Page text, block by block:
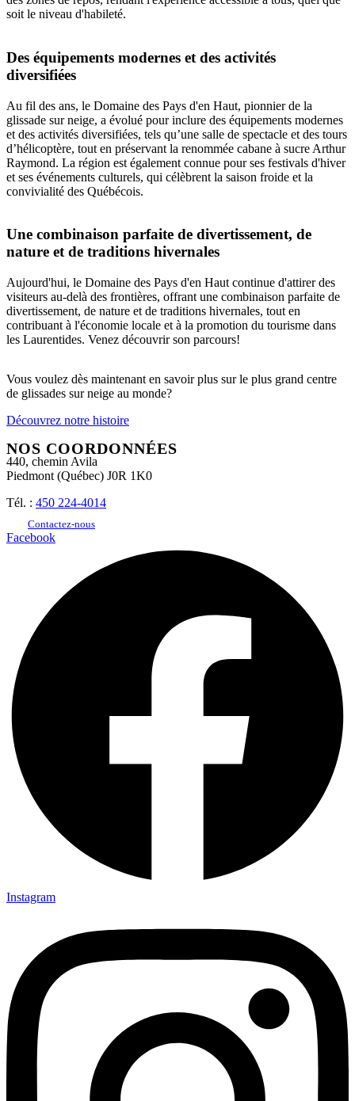
soit le niveau d'habileté.
Des équipements modernes et des activités
diversifiées
Au fil des ans, le Domaine des Pays d'en Haut, pionnier de la
glissade sur neige, a évolué pour inclure des équipements modernes
et des activités diversifiées, tels qu’une salle de spectacle et des tours
d’hélicoptère, tout en préservant la renommée cabane à sucre Arthur
Raymond. La région est également connue pour ses festivals d'hiver
et ses événements culturels, qui célèbrent la saison froide et la
convivialité des Québécois.
Une combinaison parfaite de divertissement, de
nature et de traditions hivernales
Aujourd'hui, le Domaine des Pays d'en Haut continue d'attirer des
visiteurs au-delà des frontières, offrant une combinaison parfaite de
divertissement, de nature et de traditions hivernales, tout en
contribuant à l'économie locale et à la promotion du tourisme dans
les Laurentides. Venez découvrir son parcours!
Vous voulez dès maintenant en savoir plus sur le plus grand centre
de glissades sur neige au monde?
Découvrez notre histoire
NOS COORDONNÉES
440, chemin Avila
Piedmont (Québec) J0R 1K0
Tél. : 450 224-4014
Contactez-nous
Facebook
Instagram